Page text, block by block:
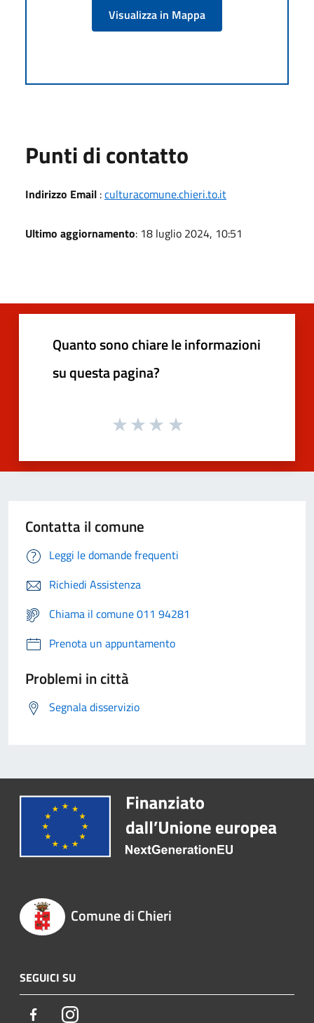
Visualizza in Mappa
Punti di contatto
Indirizzo Email :culturacomune.chieri.to.it
Ultimo aggiornamento: 18 luglio 2024, 10:51
Quanto sono chiare le informazioni
su questa pagina?
Contatta il comune
Leggi le domande frequenti
Richiedi Assistenza
Chiama il comune 011 94281
Prenota un appuntamento
Problemi in città
Segnala disservizio
Comune di Chieri
SEGUICI SU
FacebookInstagram